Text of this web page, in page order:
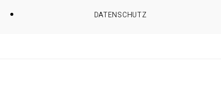
DATENSCHUTZ